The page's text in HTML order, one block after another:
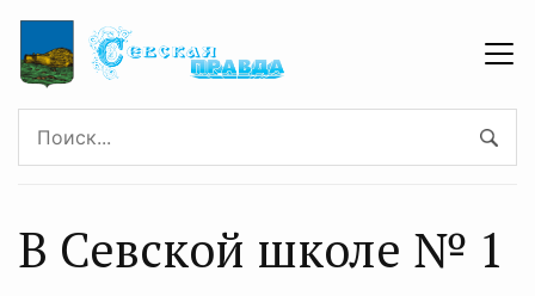
В Севской школе № 1